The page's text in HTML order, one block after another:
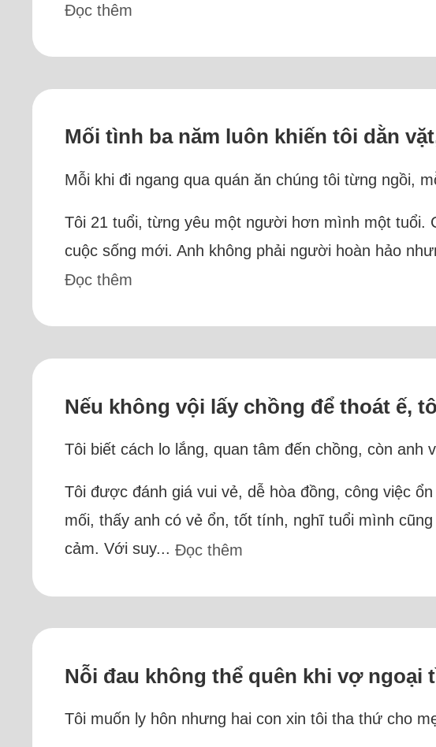
Đọc thêm
Mối tình ba năm luôn khiến tôi dằn
Mỗi khi đi ngang qua quán ăn chúng tôi từng ngồi,
Tôi 21 tuổi, từng yêu một người hơn mình một tuổi.
cuộc sống mới. Anh không phải người hoàn hảo
Đọc thêm
Nếu không vội lấy chồng để thoát ế,
Tôi biết cách lo lắng, quan tâm đến chồng, còn anh
Tôi được đánh giá vui vẻ, dễ hòa đồng, công việc
mối, thấy anh có vẻ ổn, tốt tính, nghĩ tuổi mình
cảm. Với suy... Đọc thêm
Nỗi đau không thể quên khi vợ ngoại
Tôi muốn ly hôn nhưng hai con xin tôi tha thứ cho